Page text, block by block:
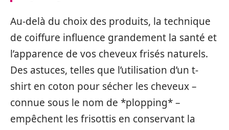
Au-delà du choix des produits, la technique
de coiffure influence grandement la santé et
l’apparence de vos cheveux frisés naturels.
Des astuces, telles que l’utilisation d’un t-
shirt en coton pour sécher les cheveux –
connue sous le nom de *plopping* –
empêchent les frisottis en conservant la